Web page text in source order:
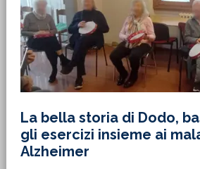
La bella storia di Dodo,
gli esercizi insieme ai
Alzheimer